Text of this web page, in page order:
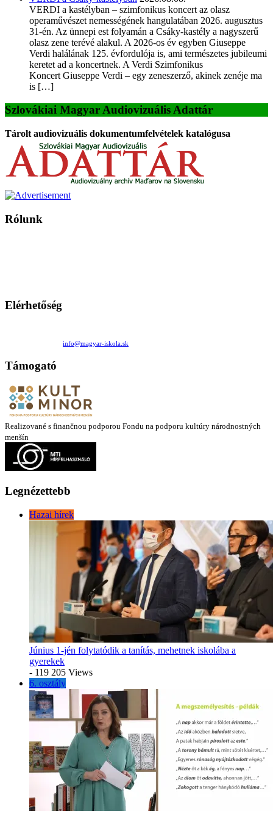
VERDI a kastélyban – szimfonikus koncert az olasz
operaművészet nemességének hangulatában 2026. augusztus
31-én. Az ünnepi est folyamán a Csáky-kastély a nagyszerű
olasz zene terévé alakul. A 2026-os év egyben Giuseppe
Verdi halálának 125. évfordulója is, ami természetes jubileumi
keretet ad a koncertnek. A Verdi Szimfonikus
Koncert Giuseppe Verdi – egy zeneszerző, akinek zenéje ma
is […]
Szlovákiai Magyar Audiovizuális Adattár
Tárolt audiovizuális dokumentumfelvételek katalógusa
Rólunk
Elérhetőség
info@magyar-iskola.sk
Támogató
Realizované s finančnou podporou Fondu na podporu kultúry národnostných
menšín
Legnézettebb
Hazai hírek
Június 1-jén folytatódik a tanítás, mehetnek iskolába a
gyerekek
- 119 205 Views
6. osztály